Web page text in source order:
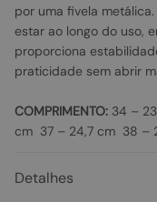
por uma fivela
estar ao longo do uso,
proporciona
praticidade sem abrir
COMPRIMENTO: 34 –
cm 37 – 24,7 cm 38 –
Detalhes